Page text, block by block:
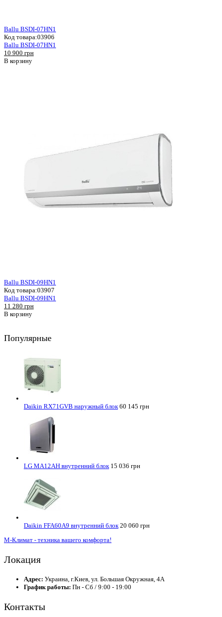
Ballu BSDI-07HN1
Код товара:03906
Ballu BSDI-07HN1
10 900 грн
В корзину
Ballu BSDI-09HN1
Код товара:03907
Ballu BSDI-09HN1
11 280 грн
В корзину
Популярные
Daikin RX71GVB наружный блок 60 145 грн
LG MA12AH внутренний блок 15 036 грн
Daikin FFA60A9 внутренний блок 20 060 грн
М-Климат - техника вашего комфорта!
Локация
Адрес: Украина, г.Киев, ул. Большая Окружная, 4А
График работы: Пн - Сб / 9:00 - 19:00
Контакты